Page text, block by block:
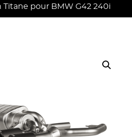
Titane pour BMW G42 240i